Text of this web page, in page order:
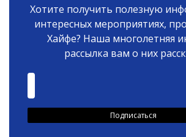
Хотите получить полезную
интересных мероприятиях,
Хайфе? Наша многолетняя
рассылка вам о них